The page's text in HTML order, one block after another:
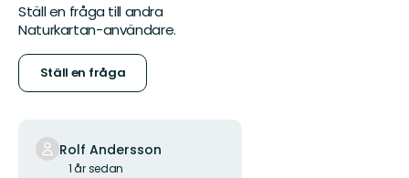
Ställ en fråga till andra
Naturkartan-användare.
Ställ en fråga
Rolf Andersson
1 år sedan